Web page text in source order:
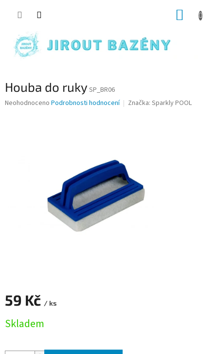
Houba do ruky SP_BR06
Průměrné hodnocení produktu je 0,0 z 5 hvězdiček.
Neohodnoceno Podrobnosti hodnocení Značka: Sparkly POOL
59 Kč / ks
Skladem